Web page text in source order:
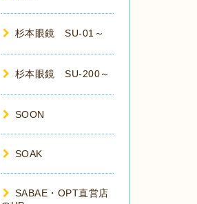
杉本眼鏡 SU-01～
杉本眼鏡 SU-200～
SOON
SOAK
SABAE・OPT直営店